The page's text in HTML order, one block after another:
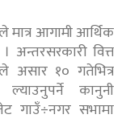
मात्र आगामी आर्थिक
अन्तरसरकारी वित्त
असार १० गतेभित्र
कानुनी
गाउँ÷नगर सभामा